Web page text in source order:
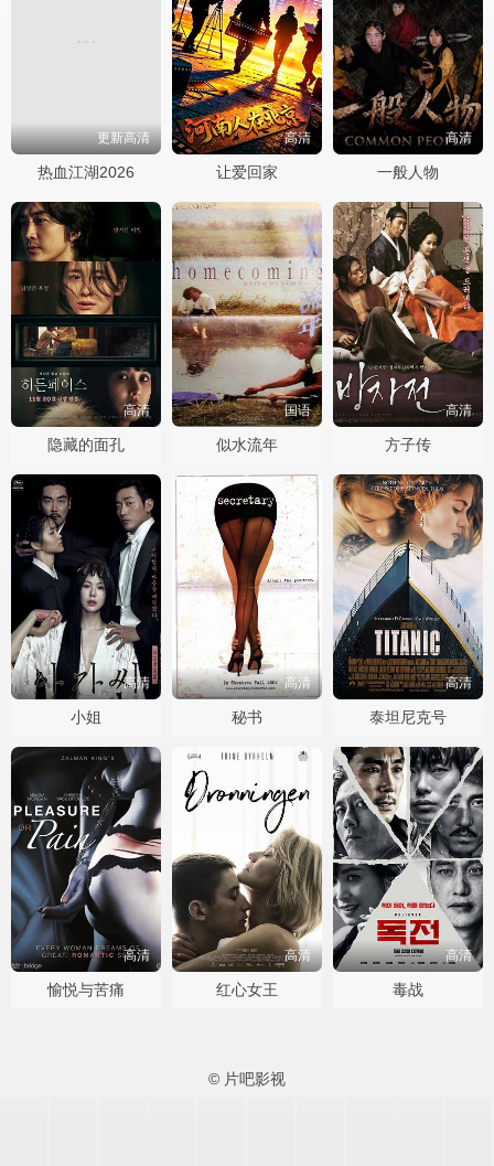
更新高清
热血江湖2026
高清
让爱回家
高清
一般人物
高清
隐藏的面孔
国语
似水流年
高清
方子传
高清
小姐
高清
秘书
高清
泰坦尼克号
高清
愉悦与苦痛
高清
红心女王
高清
毒战
© 片吧影视